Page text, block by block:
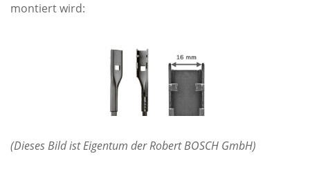
montiert wird:
(Dieses Bild ist Eigentum der Robert BOSCH GmbH)